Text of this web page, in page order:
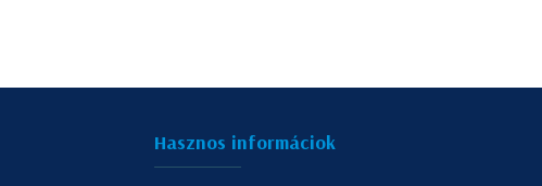
Hasznos informáciok